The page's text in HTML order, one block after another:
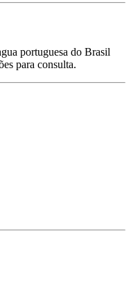
portuguesa do Brasil
para consulta.